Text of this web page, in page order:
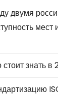
двумя
знать в